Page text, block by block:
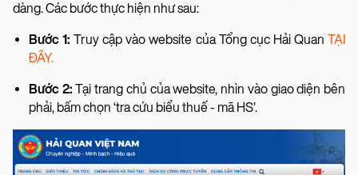
dàng. Các bước thực hiện như sau:
Bước 1: Truy cập vào website của Tổng cục Hải QuanTẠI
ĐÂY.
Bước 2: Tại trang chủ của website, nhìn vào giao diện bên
phải, bấm chọn ‘tra cứu biểu thuế - mã HS’.